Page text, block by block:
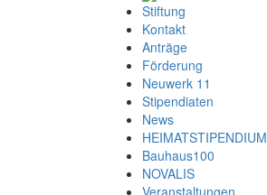
Stiftung
Kontakt
Anträge
Förderung
Neuwerk 11
Stipendiaten
News
HEIMATSTIPENDIUM
Bauhaus100
NOVALIS
Veranstaltungen